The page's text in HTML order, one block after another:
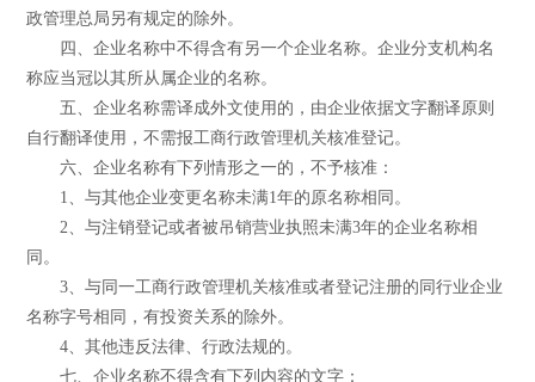
政管理总局另有规定的除外。
四、企业名称中不得含有另一个企业名称。企业分支机构名
称应当冠以其所从属企业的名称。
五、企业名称需译成外文使用的，由企业依据文字翻译原则
自行翻译使用，不需报工商行政管理机关核准登记。
六、企业名称有下列情形之一的，不予核准：
1、与其他企业变更名称未满1年的原名称相同。
2、与注销登记或者被吊销营业执照未满3年的企业名称相
同。
3、与同一工商行政管理机关核准或者登记注册的同行业企业
名称字号相同，有投资关系的除外。
4、其他违反法律、行政法规的。
七、企业名称不得含有下列内容的文字：